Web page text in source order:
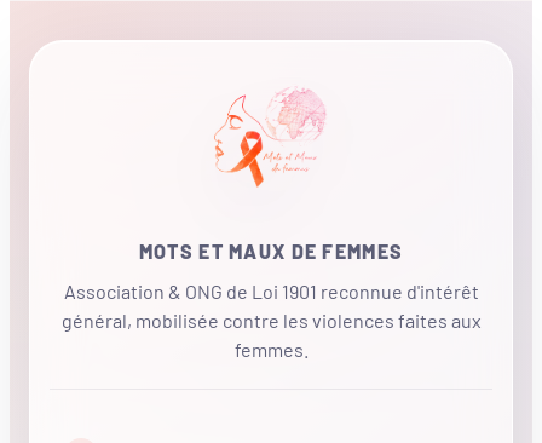
MOTS ET MAUX DE FEMMES
Association & ONG de Loi 1901 reconnue d'intérêt
général, mobilisée contre les violences faites aux
femmes.